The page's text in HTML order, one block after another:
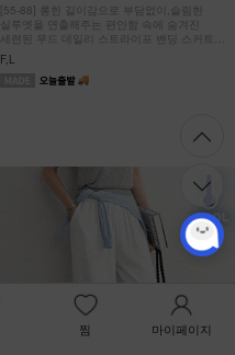
[55-88] 롱한 길이감으로 부담없이,슬림한
실루엣을 연출해주는 편안함 속에 숨겨진
세련된 무드 데일리 스트라이프 밴딩 스커트
#NAK MADE.
F,L
찜 마이페이지